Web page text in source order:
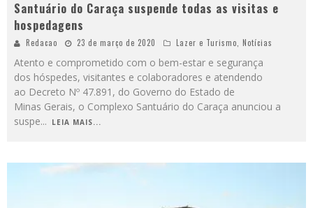
Santuário do Caraça suspende todas as visitas e
hospedagens
Redacao 23 de março de 2020 Lazer e Turismo Notícias
Atento e comprometido com o bem-estar e segurança
dos hóspedes, visitantes e colaboradores e atendendo
ao Decreto Nº 47.891, do Governo do Estado de
Minas Gerais, o Complexo Santuário do Caraça anunciou a
suspe... LEIA MAIS...